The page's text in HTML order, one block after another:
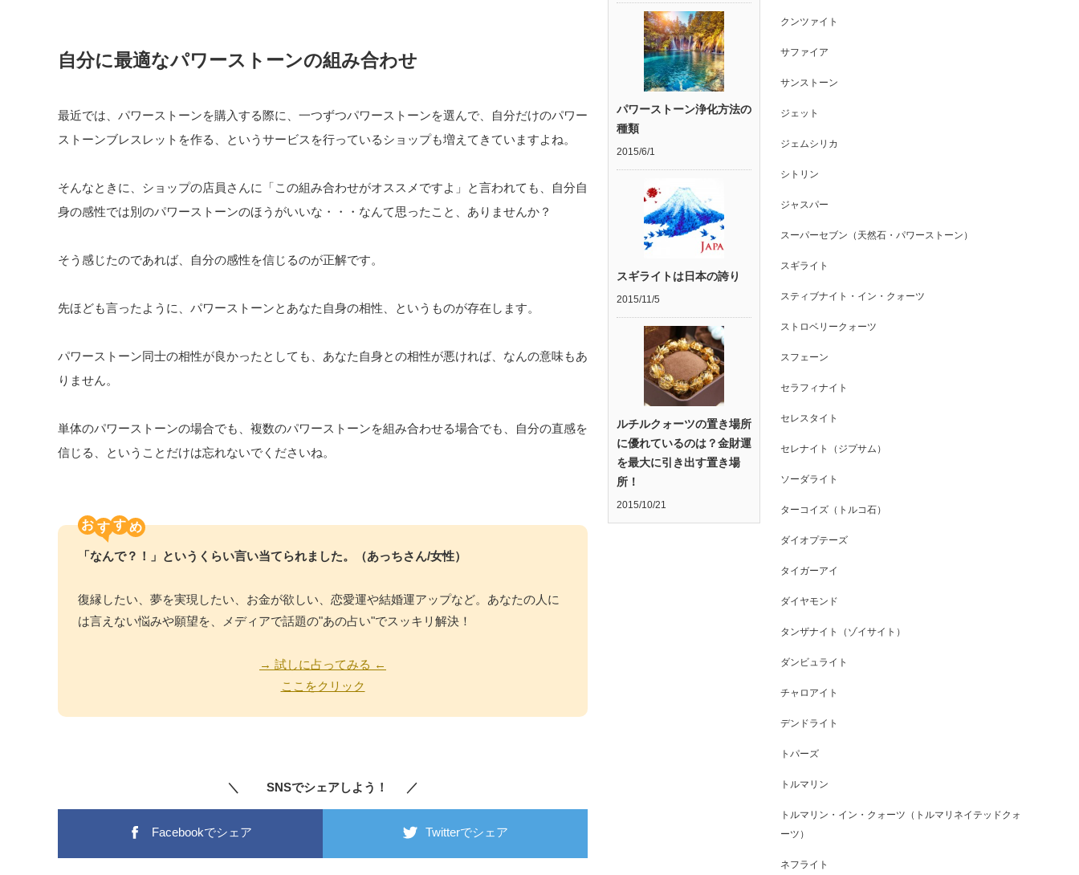
自分に最適なパワーストーンの組み合わせ
最近では、パワーストーンを購入する際に、一つずつパワーストーンを選んで、自分だけのパワー
ストーンブレスレットを作る、というサービスを行っているショップも増えてきていますよね。
そんなときに、ショップの店員さんに「この組み合わせがオススメですよ」と言われても、自分自
身の感性では別のパワーストーンのほうがいいな・・・なんて思ったこと、ありませんか？
そう感じたのであれば、自分の感性を信じるのが正解です。
先ほども言ったように、パワーストーンとあなた自身の相性、というものが存在します。
パワーストーン同士の相性が良かったとしても、あなた自身との相性が悪ければ、なんの意味もあ
りません。
単体のパワーストーンの場合でも、複数のパワーストーンを組み合わせる場合でも、自分の直感を
信じる、ということだけは忘れないでくださいね。
お す
「なんで？！」というくらい言い当てられました。（あっちさん/女性）
復縁したい、夢を実現したい、お金が欲しい、恋愛運や結婚運アップなど。あなたの人に
は言えない悩みや願望を、メディアで話題の"あの占い"でスッキリ解決！
→ 試しに占ってみる ←
ここをクリック
＼ SNSでシェアしよう！ ／
Facebookでシェア Twitterでシェア
パワーストーン浄化方法の
種類
2015/6/1
スギライトは日本の誇り
2015/11/5
ルチルクォーツの置き場所
に優れているのは？金財運
を最大に引き出す置き場
所！
2015/10/21
クンツァイト
サファイア
サンストーン
ジェット
ジェムシリカ
シトリン
ジャスパー
スーパーセブン（天然石・パワーストーン）
スギライト
スティブナイト・イン・クォーツ
ストロベリークォーツ
スフェーン
セラフィナイト
セレスタイト
セレナイト（ジプサム）
ソーダライト
ターコイズ（トルコ石）
ダイオプテーズ
タイガーアイ
ダイヤモンド
タンザナイト（ゾイサイト）
ダンビュライト
チャロアイト
デンドライト
トパーズ
トルマリン
トルマリン・イン・クォーツ（トルマリネイテッドクォ
ーツ）
ネフライト